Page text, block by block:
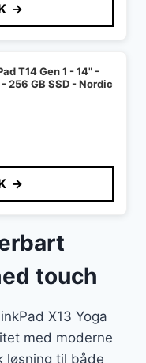
→
T14 Gen 1 - 14" -
256 GB SSD - Nordic
→
touch
X13 Yoga
med moderne
løsning til både